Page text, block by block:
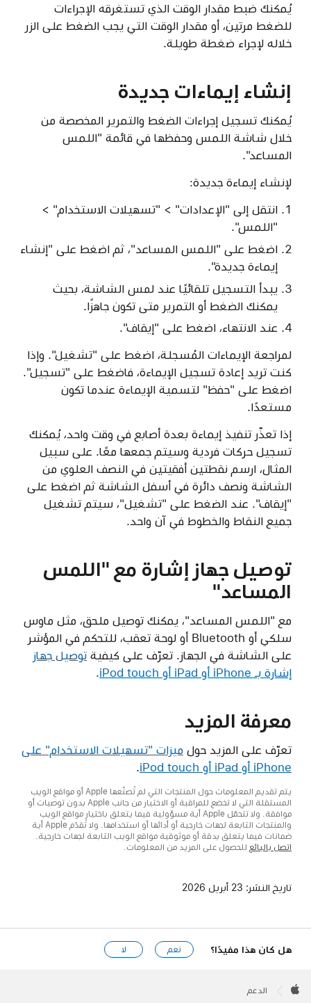
يُمكنك ضبط مقدار الوقت الذي تستغرقه الإجراءات
للضغط مرتين، أو مقدار الوقت التي يجب الضغط على الزر
خلاله لإجراء ضغطة طويلة.
إنشاء إيماءات جديدة
يُمكنك تسجيل إجراءات الضغط والتمرير المخصصة من
خلال شاشة اللمس وحفظها في قائمة "اللمس
المساعد".
لإنشاء إيماءة جديدة:
انتقل إلى "الإعدادات" > "تسهيلات الاستخدام" >
"اللمس".
اضغط على "اللمس المساعد"، ثم اضغط على "إنشاء
إيماءة جديدة".
يبدأ التسجيل تلقائيًا عند لمس الشاشة، بحيث
يمكنك الضغط أو التمرير متى تكون جاهزًا.
عند الانتهاء، اضغط على "إيقاف".
لمراجعة الإيماءات المُسجلة، اضغط على "تشغيل". وإذا
كنت تريد إعادة تسجيل الإيماءة، فاضغط على "تسجيل".
اضغط على "حفظ" لتسمية الإيماءة عندما تكون
مستعدًا.
إذا تعذّر تنفيذ إيماءة بعدة أصابع في وقت واحد، يُمكنك
تسجيل حركات فردية وسيتم جمعها معًا. على سبيل
المثال، ارسم نقطتين أفقيتين في النصف العلوي من
الشاشة ونصف دائرة في أسفل الشاشة ثم اضغط على
"إيقاف". عند الضغط على "تشغيل"، سيتم تشغيل
جميع النقاط والخطوط في آن واحد.
توصيل جهاز إشارة مع "اللمس
المساعد"
مع "اللمس المساعد"، يمكنك توصيل ملحق، مثل ماوس
سلكي أو Bluetooth أو لوحة تعقب، للتحكم في المؤشر
على الشاشة في الجهاز. تعرّف على كيفية توصيل جهاز
إشارة بـ iPhone أو iPad أو iPod touch
.
معرفة المزيد
تعرّف على المزيد حول ميزات "تسهيلات الاستخدام" على
iPhone أو iPad أو iPod touch
.
يتم تقديم المعلومات حول المنتجات التي لم تُصنّعها Apple أو مواقع الويب
المستقلة التي لا تخضع للمراقبة أو الاختبار من جانب Apple بدون توصيات أو
موافقة. ولا تتحمّل Apple أية مسؤولية فيما يتعلق باختيار مواقع الويب
والمنتجات التابعة لجهات خارجية أو أدائها أو استخدامها. ولا تُقدّم Apple أية
ضمانات فيما يتعلق بدقة أو موثوقية مواقع الويب التابعة لجهات خارجية.
اتصل بالبائع للحصول على المزيد من المعلومات.
تاريخ النشر: 23 أبريل 2026
هل كان هذا مفيدًا؟ نعم لا
Footer

الدعم